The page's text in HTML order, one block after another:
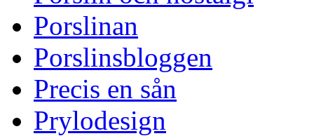
Porslinan
Porslinsbloggen
Precis en sån
Prylodesign